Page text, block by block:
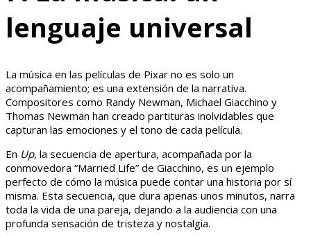
lenguaje universal
La música en las películas de Pixar no es solo un
acompañamiento; es una extensión de la narrativa.
Compositores como Randy Newman, Michael Giacchino y
Thomas Newman han creado partituras inolvidables que
capturan las emociones y el tono de cada película.
En Up, la secuencia de apertura, acompañada por la
conmovedora “Married Life” de Giacchino, es un ejemplo
perfecto de cómo la música puede contar una historia por sí
misma. Esta secuencia, que dura apenas unos minutos, narra
toda la vida de una pareja, dejando a la audiencia con una
profunda sensación de tristeza y nostalgia.